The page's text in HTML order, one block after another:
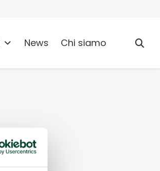
News Chi siamo